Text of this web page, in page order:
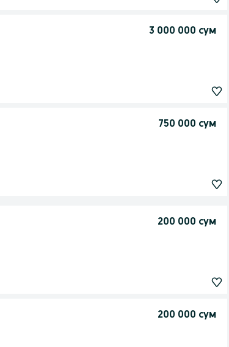
3 000 000 сум
750 000 сум
200 000 сум
200 000 сум